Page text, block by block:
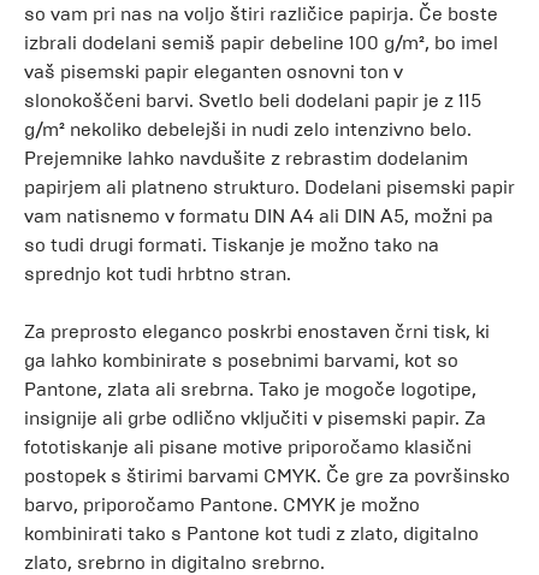
so vam pri nas na voljo štiri različice papirja. Če boste
izbrali dodelani semiš papir debeline 100 g/m², bo imel
vaš pisemski papir eleganten osnovni ton v
slonokoščeni barvi. Svetlo beli dodelani papir je z 115
g/m² nekoliko debelejši in nudi zelo intenzivno belo.
Prejemnike lahko navdušite z rebrastim dodelanim
papirjem ali platneno strukturo. Dodelani pisemski papir
vam natisnemo v formatu DIN A4 ali DIN A5, možni pa
so tudi drugi formati. Tiskanje je možno tako na
sprednjo kot tudi hrbtno stran.
Za preprosto eleganco poskrbi enostaven črni tisk, ki
ga lahko kombinirate s posebnimi barvami, kot so
Pantone, zlata ali srebrna. Tako je mogoče logotipe,
insignije ali grbe odlično vključiti v pisemski papir. Za
fototiskanje ali pisane motive priporočamo klasični
postopek s štirimi barvami CMYK. Če gre za površinsko
barvo, priporočamo Pantone. CMYK je možno
kombinirati tako s Pantone kot tudi z zlato, digitalno
zlato, srebrno in digitalno srebrno.